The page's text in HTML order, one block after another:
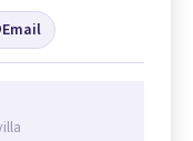
Email